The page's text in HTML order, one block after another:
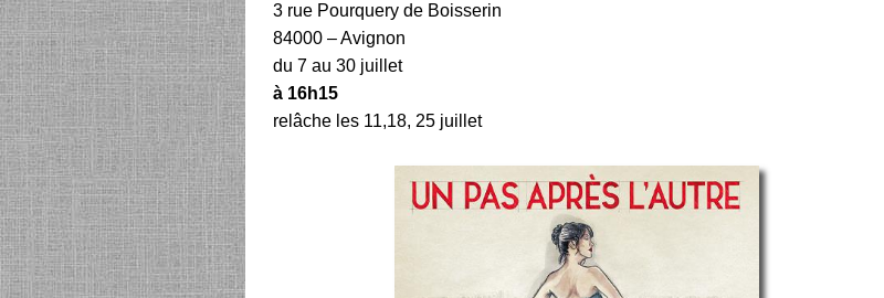
3 rue Pourquery de Boisserin
84000 – Avignon
du 7 au 30 juillet
à 16h15
relâche les 11,18, 25 juillet